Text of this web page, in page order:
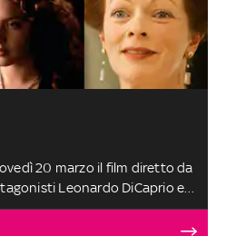
20 marzo il film diretto da
Leonardo DiCaprio e